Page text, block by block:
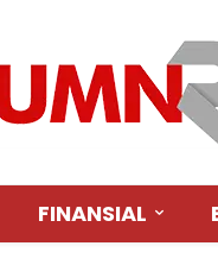
FINANSIAL